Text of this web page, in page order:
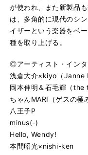
が使われ、また新製品
は、多角的に現代のシ
イザーという楽器をベ
種を取り上げる。
◎アーティスト・インタ
浅倉大介×kiyo（Janne
岡本伸明＆石毛輝（the
ちゃんMARI（ゲスの極
八王子P
minus(-)
Hello, Wendy!
本間昭光×nishi-ken